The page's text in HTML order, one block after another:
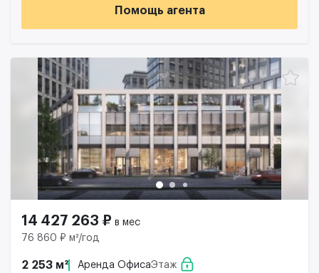
Помощь агента
14 427 263 ₽ в мес
76 860 ₽ м²/год
2 253 м² Аренда ОфисаЭтаж